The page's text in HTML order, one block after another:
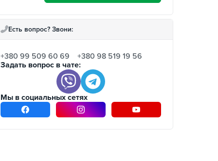
Есть вопрос? Звони:
+380 99 509 60 69
+380 98 519 19 56
Задать вопрос в чате:
Мы в социальных сетях